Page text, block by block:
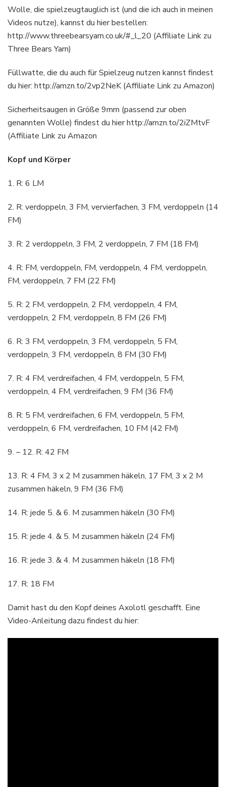
Wolle, die spielzeugtauglich ist (und die ich auch in meinen
Videos nutze), kannst du hier bestellen:
http://www.threebearsyarn.co.uk/#_l_20 (Affiliate Link zu
Three Bears Yarn)
Füllwatte, die du auch für Spielzeug nutzen kannst findest
du hier: http://amzn.to/2vp2NeK (Affiliate Link zu Amazon)
Sicherheitsaugen in Größe 9mm (passend zur oben
genannten Wolle) findest du hier http://amzn.to/2iZMtvF
(Affiliate Link zu Amazon
Kopf und Körper
1. R: 6 LM
2. R: verdoppeln, 3 FM, vervierfachen, 3 FM, verdoppeln (14
FM)
3. R: 2 verdoppeln, 3 FM, 2 verdoppeln, 7 FM (18 FM)
4. R: FM, verdoppeln, FM, verdoppeln, 4 FM, verdoppeln,
FM, verdoppeln, 7 FM (22 FM)
5. R: 2 FM, verdoppeln, 2 FM, verdoppeln, 4 FM,
verdoppeln, 2 FM, verdoppeln, 8 FM (26 FM)
6. R: 3 FM, verdoppeln, 3 FM, verdoppeln, 5 FM,
verdoppeln, 3 FM, verdoppeln, 8 FM (30 FM)
7. R: 4 FM, verdreifachen, 4 FM, verdoppeln, 5 FM,
verdoppeln, 4 FM, verdreifachen, 9 FM (36 FM)
8. R: 5 FM, verdreifachen, 6 FM, verdoppeln, 5 FM,
verdoppeln, 6 FM, verdreifachen, 10 FM (42 FM)
9. – 12. R: 42 FM
13. R: 4 FM, 3 x 2 M zusammen häkeln, 17 FM, 3 x 2 M
zusammen häkeln, 9 FM (36 FM)
14. R: jede 5. & 6. M zusammen häkeln (30 FM)
15. R: jede 4. & 5. M zusammen häkeln (24 FM)
16. R: jede 3. & 4. M zusammen häkeln (18 FM)
17. R: 18 FM
Damit hast du den Kopf deines Axolotl geschafft. Eine
Video-Anleitung dazu findest du hier: